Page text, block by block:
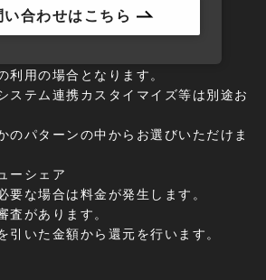
い合わせはこちら
用の場合となります。
ステム連携カスタイマイズ等は別途お
のパターンの中からお選びいただけま
ーシェア
な場合は料金が発生します。
があります。
いた金額から還元を行います。